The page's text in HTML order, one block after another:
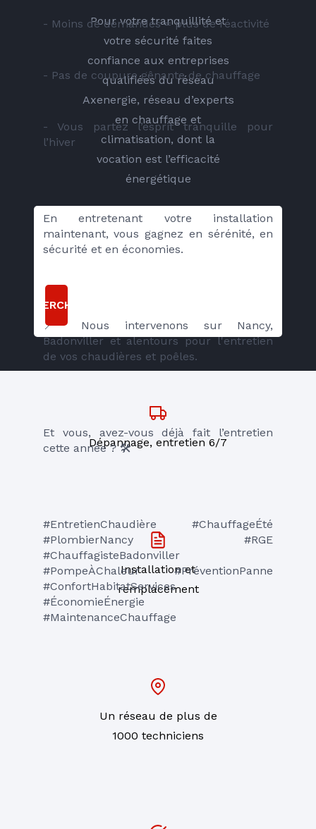
- Moins de demandes = plus de réactivité
- Pas de coupure gênante de chauffage
- Vous partez l’esprit tranquille pour
l’hiver
En entretenant votre installation
maintenant, vous gagnez en sérénité, en
sécurité et en économies.
📍 Nous intervenons sur Nancy,
Badonviller et alentours pour l'entretien
de vos chaudières et poêles.
Et vous, avez-vous déjà fait l’entretien
cette année ? 🛠️
#EntretienChaudière #ChauffageÉté
#PlombierNancy #RGE
#ChauffagisteBadonviller
#PompeÀChaleur #PréventionPanne
#ConfortHabitatServices
#ÉconomieÉnergie
#MaintenanceChauffage
Pour votre tranquillité et
votre sécurité faites
confiance aux entreprises
qualifiées du réseau
Axenergie, réseau d’experts
en chauffage et
climatisation, dont la
vocation est l’efficacité
énergétique
RECHERCHER
Dépannage, entretien 6/7
Installation et
remplacement
Un réseau de plus de
1000 techniciens